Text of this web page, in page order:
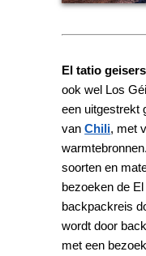
El tatio geisers
ook wel Los
een uitgestrekt
vanChili, met
soorten en
bezoeken de
backpackreis
wordt door
met een